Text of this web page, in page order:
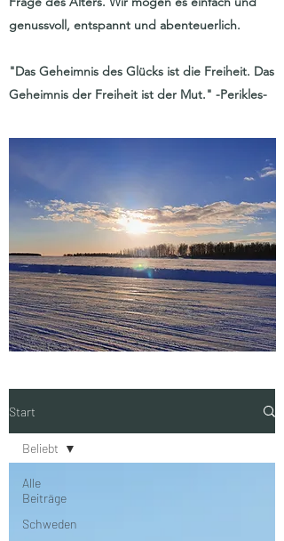
genussvoll, entspannt und abenteuerlich.
"Das Geheimnis des Glücks ist die Freiheit. Das
Geheimnis der Freiheit ist der Mut." -Perikles-
Start
Alle
Beiträge
Schweden
Beliebt